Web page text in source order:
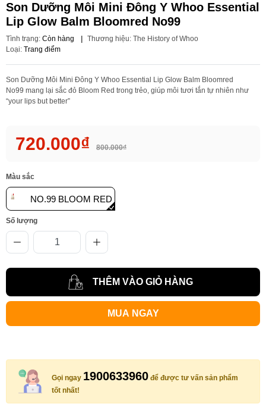
Son Dưỡng Môi Mini Đông Y Whoo Essential
Lip Glow Balm Bloomred No99
Tình trạng: Còn hàng Thương hiệu: The History of Whoo
Loại: Trang điểm
Son Dưỡng Môi Mini Đông Y Whoo Essential Lip Glow Balm Bloomred
No99 mang lại sắc đỏ Bloom Red trong trẻo, giúp môi tươi tắn tự nhiên như
“your lips but better”
720.000₫ 800.000₫
Màu sắc
NO.99 BLOOM RED
Số lượng
THÊM VÀO GIỎ HÀNG
MUA NGAY
Gọi ngay 1900633960 để được tư vấn sản phẩm
tốt nhất!